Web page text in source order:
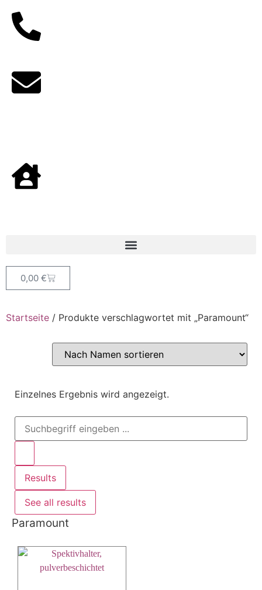
0,00 €
Startseite / Produkte verschlagwortet mit „Paramount“
Einzelnes Ergebnis wird angezeigt.
Results
See all results
Paramount